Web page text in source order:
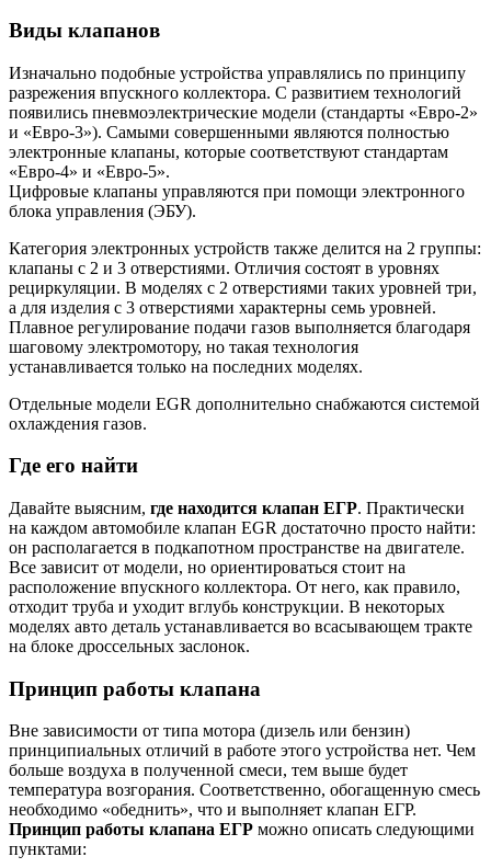
Виды клапанов
Изначально подобные устройства управлялись по принципу
разрежения впускного коллектора. С развитием технологий
появились пневмоэлектрические модели (стандарты «Евро-2»
и «Евро-3»). Самыми совершенными являются полностью
электронные клапаны, которые соответствуют стандартам
«Евро-4» и «Евро-5».
Цифровые клапаны управляются при помощи электронного
блока управления (ЭБУ).
Категория электронных устройств также делится на 2 группы:
клапаны с 2 и 3 отверстиями. Отличия состоят в уровнях
рециркуляции. В моделях с 2 отверстиями таких уровней три,
а для изделия с 3 отверстиями характерны семь уровней.
Плавное регулирование подачи газов выполняется благодаря
шаговому электромотору, но такая технология
устанавливается только на последних моделях.
Отдельные модели EGR дополнительно снабжаются системой
охлаждения газов.
Где его найти
Давайте выясним, где находится клапан ЕГР. Практически
на каждом автомобиле клапан EGR достаточно просто найти:
он располагается в подкапотном пространстве на двигателе.
Все зависит от модели, но ориентироваться стоит на
расположение впускного коллектора. От него, как правило,
отходит труба и уходит вглубь конструкции. В некоторых
моделях авто деталь устанавливается во всасывающем тракте
на блоке дроссельных заслонок.
Принцип работы клапана
Вне зависимости от типа мотора (дизель или бензин)
принципиальных отличий в работе этого устройства нет. Чем
больше воздуха в полученной смеси, тем выше будет
температура возгорания. Соответственно, обогащенную смесь
необходимо «обеднить», что и выполняет клапан ЕГР.
Принцип работы клапана ЕГР можно описать следующими
пунктами: